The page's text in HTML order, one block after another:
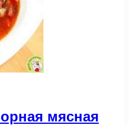
мясная